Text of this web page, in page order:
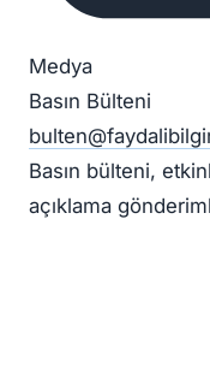
Medya
Basın Bülteni
Basın bülteni,
açıklama